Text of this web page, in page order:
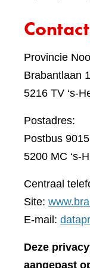
Provincie
Brabantlaan 1
5216 TV ‘s-
Postadres:
Postbus
5200 MC ‘s-
Centraal
Site:
E-mail:
Deze
aangepast